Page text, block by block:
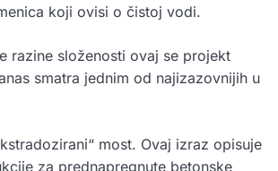
koji ovisi o čistoj vodi.
razine složenosti ovaj se projekt
smatra jednim od najizazovnijih u
most. Ovaj izraz opisuje
za prednapregnute betonske